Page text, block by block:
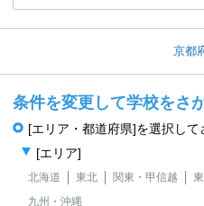
京都
条件を変更して学校をさ
[エリア・都道府県]を選択して
[エリア]
北海道 東北 関東・甲信越
九州・沖縄